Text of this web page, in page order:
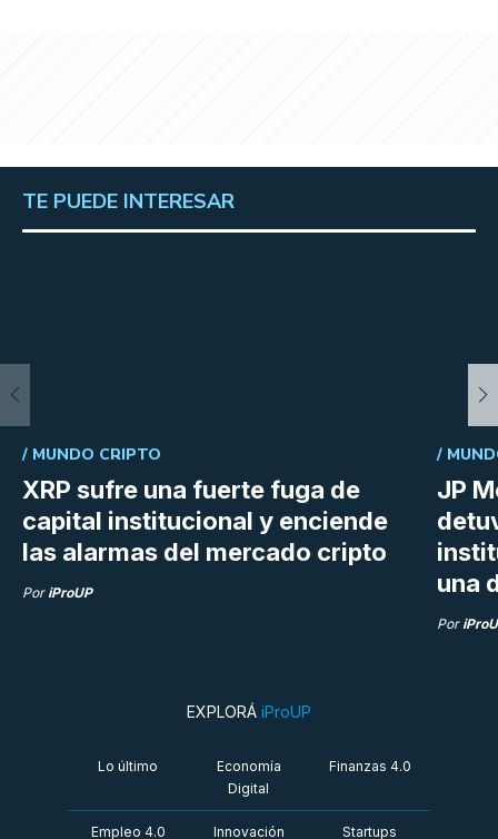
TE PUEDE INTERESAR
XRP sufre una fuerte fuga de
capital institucional y enciende
las alarmas del mercado cripto
/ MUNDO CRIPTO
Por iProUP
JP
una
/
Por
EXPLORÁ iProUP
Lo último
Economía
Digital
Finanzas 4.0
Empleo 4.0 Innovación Startups